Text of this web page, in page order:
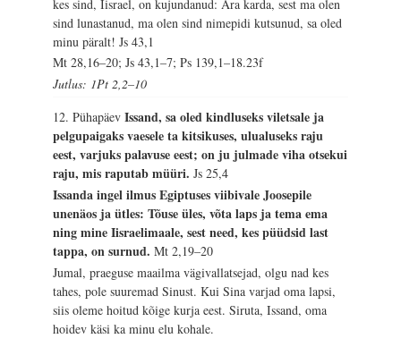
kes sind, Iisrael, on kujundanud: Ära karda, sest ma olen
sind lunastanud, ma olen sind nimepidi kutsunud, sa oled
minu päralt!Js 43,1
Mt 28,16–20; Js 43,1–7; Ps 139,1–18.23f
Jutlus: 1Pt 2,2–10
12. PühapäevIssand, sa oled kindluseks viletsale ja
pelgupaigaks vaesele ta kitsikuses, ulualuseks raju
eest, varjuks palavuse eest; on ju julmade viha otsekui
raju, mis raputab müüri.Js 25,4
Issanda ingel ilmus Egiptuses viibivale Joosepile
unenäos ja ütles: Tõuse üles, võta laps ja tema ema
ning mine Iisraelimaale, sest need, kes püüdsid last
tappa, on surnud.Mt 2,19–20
Jumal, praeguse maailma vägivallatsejad, olgu nad kes
tahes, pole suuremad Sinust. Kui Sina varjad oma lapsi,
siis oleme hoitud kõige kurja eest. Siruta, Issand, oma
hoidev käsi ka minu elu kohale.